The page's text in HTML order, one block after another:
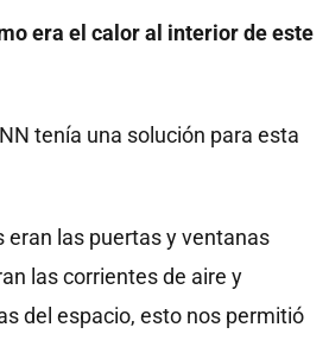
era el calor al interior de este
tenía una solución para esta
las puertas y ventanas
las corrientes de aire y
del espacio, esto nos permitió